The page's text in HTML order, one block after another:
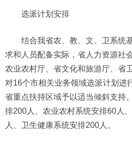
选派计划安排
结合我省农、教、文、卫系统
求和人员配备实际，省人力资源社
农业农村厅、省文化和旅游厅、省
对16个市相关业务领域选派计划进
省重点扶持区域予以适当倾斜支持
排200人、农业农村系统安排60人
人、卫生健康系统安排200人。